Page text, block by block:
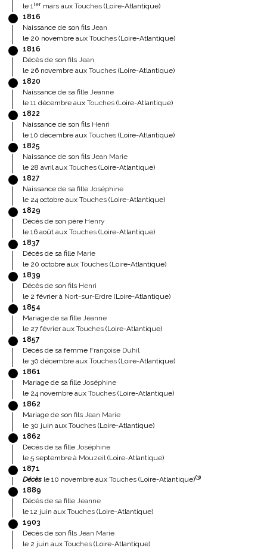
le 1ier mars aux Touches (Loire-Atlantique)
1816
Naissance de son fils Jean
le 20 novembre aux Touches (Loire-Atlantique)
1816
Décès de son fils Jean
le 26 novembre aux Touches (Loire-Atlantique)
1820
Naissance de sa fille Jeanne
le 11 décembre aux Touches (Loire-Atlantique)
1822
Naissance de son fils Henri
le 10 décembre aux Touches (Loire-Atlantique)
1825
Naissance de son fils Jean Marie
le 28 avril aux Touches (Loire-Atlantique)
1827
Naissance de sa fille Joséphine
le 24 octobre aux Touches (Loire-Atlantique)
1829
Décès de son père Henry
le 16 août aux Touches (Loire-Atlantique)
1837
Décès de sa fille Marie
le 20 octobre aux Touches (Loire-Atlantique)
1839
Décès de son fils Henri
le 2 février à Nort-sur-Erdre (Loire-Atlantique)
1854
Mariage de sa fille Jeanne
le 27 février aux Touches (Loire-Atlantique)
1857
Décès de sa femme Françoise Duhil
le 30 décembre aux Touches (Loire-Atlantique)
1861
Mariage de sa fille Joséphine
le 24 novembre aux Touches (Loire-Atlantique)
1862
Mariage de son fils Jean Marie
le 30 juin aux Touches (Loire-Atlantique)
1862
Décès de sa fille Joséphine
le 5 septembre à Mouzeil(Loire-Atlantique)
1871
Décès le 10 novembre aux Touches (Loire-Atlantique)(3)
1889
Décès de sa fille Jeanne
le 12 juin aux Touches (Loire-Atlantique)
1903
Décès de son fils Jean Marie
le 2 juin aux Touches (Loire-Atlantique)